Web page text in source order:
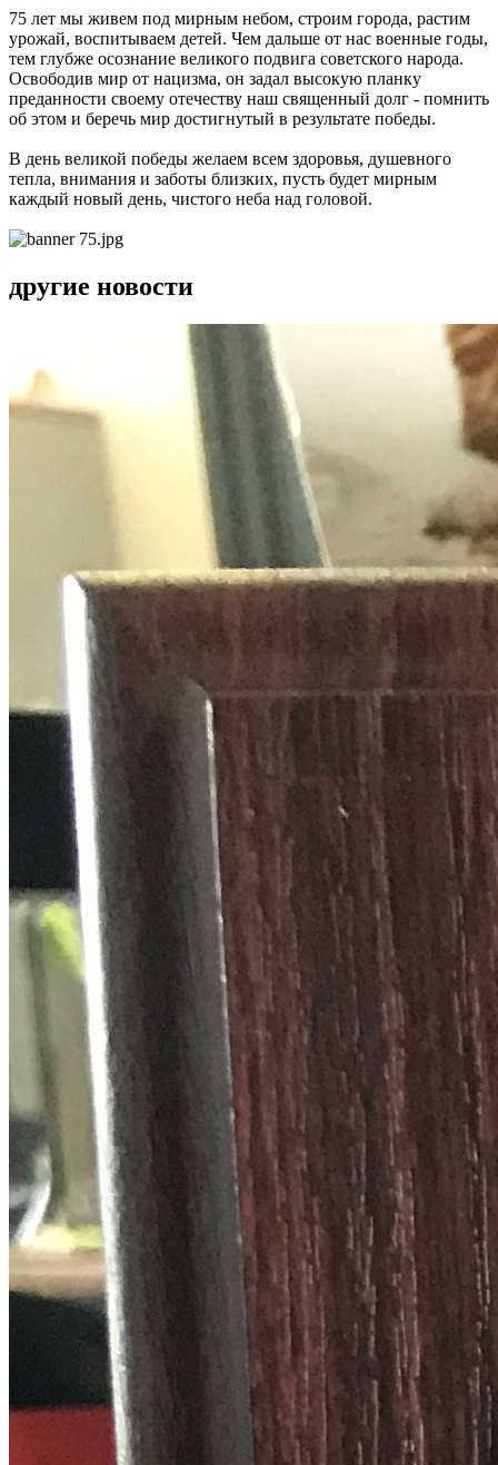
75 лет мы живем под мирным небом, строим города, растим
урожай, воспитываем детей. Чем дальше от нас военные годы,
тем глубже осознание великого подвига советского народа.
Освободив мир от нацизма, он задал высокую планку
преданности своему отечеству наш священный долг - помнить
об этом и беречь мир достигнутый в результате победы.
В день великой победы желаем всем здоровья, душевного
тепла, внимания и заботы близких, пусть будет мирным
каждый новый день, чистого неба над головой.
другие новости